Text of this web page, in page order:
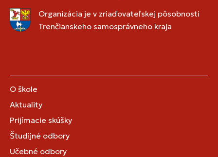
Organizácia je v zriaďovateľskej pôsobnosti
Trenčianskeho samosprávneho kraja
O škole
Aktuality
Prijímacie skúšky
Študijné odbory
Učebné odbory